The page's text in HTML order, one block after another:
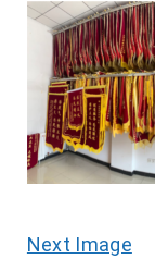
Next Image